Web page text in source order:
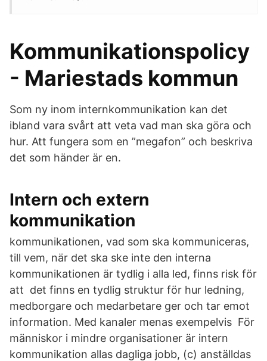
Kommunikationspolicy
- Mariestads kommun
Som ny inom internkommunikation kan det
ibland vara svårt att veta vad man ska göra och
hur. Att fungera som en ”megafon” och beskriva
det som händer är en.
Intern och extern
kommunikation
kommunikationen, vad som ska kommuniceras,
till vem, när det ska ske inte den interna
kommunikationen är tydlig i alla led, finns risk för
att det finns en tydlig struktur för hur ledning,
medborgare och medarbetare ger och tar emot
information. Med kanaler menas exempelvis För
människor i mindre organisationer är intern
kommunikation allas dagliga jobb, (c) anställdas